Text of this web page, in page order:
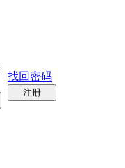
找回密码
注册